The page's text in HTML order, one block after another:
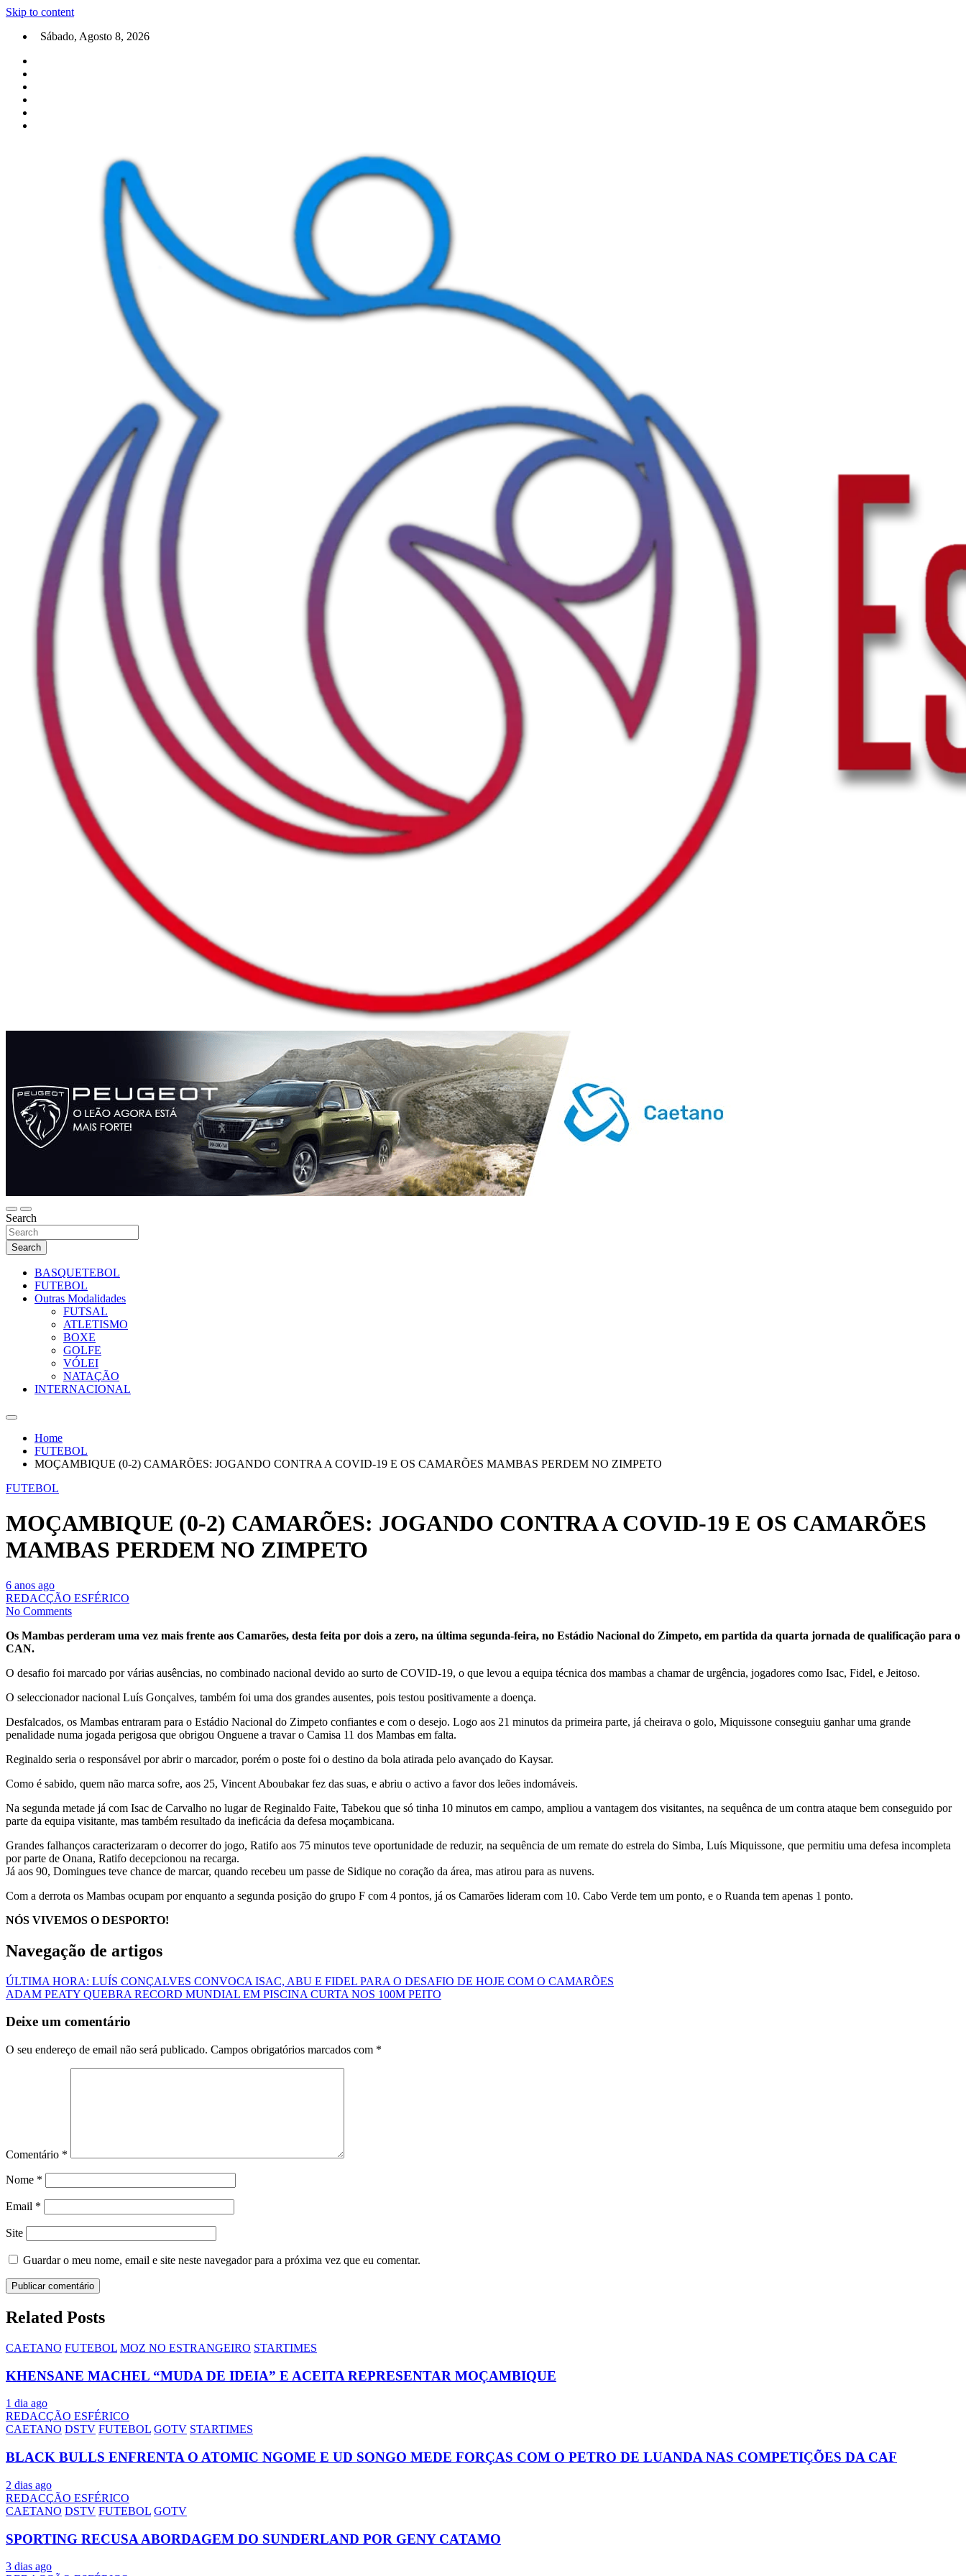
Skip to content
Sábado, Agosto 8, 2026
Search
Search
BASQUETEBOL
FUTEBOL
Outras Modalidades
FUTSAL
ATLETISMO
BOXE
GOLFE
VÓLEI
NATAÇÃO
INTERNACIONAL
Home
FUTEBOL
MOÇAMBIQUE (0-2) CAMARÕES: JOGANDO CONTRA A COVID-19 E OS CAMARÕES MAMBAS PERDEM NO ZIMPETO
FUTEBOL
MOÇAMBIQUE (0-2) CAMARÕES: JOGANDO CONTRA A COVID-19 E OS CAMARÕES
MAMBAS PERDEM NO ZIMPETO
6 anos ago
REDACÇÃO ESFÉRICO
No Comments
Os Mambas perderam uma vez mais frente aos Camarões, desta feita por dois a zero, na última segunda-feira, no Estádio Nacional do Zimpeto, em partida da quarta jornada de qualificação para o
CAN.
O desafio foi marcado por várias ausências, no combinado nacional devido ao surto de COVID-19, o que levou a equipa técnica dos mambas a chamar de urgência, jogadores como Isac, Fidel, e Jeitoso.
O seleccionador nacional Luís Gonçalves, também foi uma dos grandes ausentes, pois testou positivamente a doença.
Desfalcados, os Mambas entraram para o Estádio Nacional do Zimpeto confiantes e com o desejo. Logo aos 21 minutos da primeira parte, já cheirava o golo, Miquissone conseguiu ganhar uma grande
penalidade numa jogada perigosa que obrigou Onguene a travar o Camisa 11 dos Mambas em falta.
Reginaldo seria o responsável por abrir o marcador, porém o poste foi o destino da bola atirada pelo avançado do Kaysar.
Como é sabido, quem não marca sofre, aos 25, Vincent Aboubakar fez das suas, e abriu o activo a favor dos leões indomáveis.
Na segunda metade já com Isac de Carvalho no lugar de Reginaldo Faite, Tabekou que só tinha 10 minutos em campo, ampliou a vantagem dos visitantes, na sequênca de um contra ataque bem conseguido por
parte da equipa visitante, mas também resultado da ineficácia da defesa moçambicana.
Grandes falhanços caracterizaram o decorrer do jogo, Ratifo aos 75 minutos teve oportunidade de reduzir, na sequência de um remate do estrela do Simba, Luís Miquissone, que permitiu uma defesa incompleta
por parte de Onana, Ratifo decepcionou na recarga.
Já aos 90, Domingues teve chance de marcar, quando recebeu um passe de Sidique no coração da área, mas atirou para as nuvens.
Com a derrota os Mambas ocupam por enquanto a segunda posição do grupo F com 4 pontos, já os Camarões lideram com 10. Cabo Verde tem um ponto, e o Ruanda tem apenas 1 ponto.
NÓS VIVEMOS O DESPORTO!
Navegação de artigos
ÚLTIMA HORA: LUÍS CONÇALVES CONVOCA ISAC, ABU E FIDEL PARA O DESAFIO DE HOJE COM O CAMARÕES
ADAM PEATY QUEBRA RECORD MUNDIAL EM PISCINA CURTA NOS 100M PEITO
Deixe um comentário
O seu endereço de email não será publicado. Campos obrigatórios marcados com *
Comentário *
Nome *
Email *
Site
Guardar o meu nome, email e site neste navegador para a próxima vez que eu comentar.
Related Posts
CAETANO FUTEBOL MOZ NO ESTRANGEIRO STARTIMES
KHENSANE MACHEL “MUDA DE IDEIA” E ACEITA REPRESENTAR MOÇAMBIQUE
1 dia ago
REDACÇÃO ESFÉRICO
CAETANO DSTV FUTEBOL GOTV STARTIMES
BLACK BULLS ENFRENTA O ATOMIC NGOME E UD SONGO MEDE FORÇAS COM O PETRO DE LUANDA NAS COMPETIÇÕES DA CAF
2 dias ago
REDACÇÃO ESFÉRICO
CAETANO DSTV FUTEBOL GOTV
SPORTING RECUSA ABORDAGEM DO SUNDERLAND POR GENY CATAMO
3 dias ago